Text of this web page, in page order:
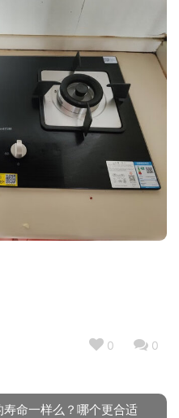
0 0
寿命一样么？哪个更合适